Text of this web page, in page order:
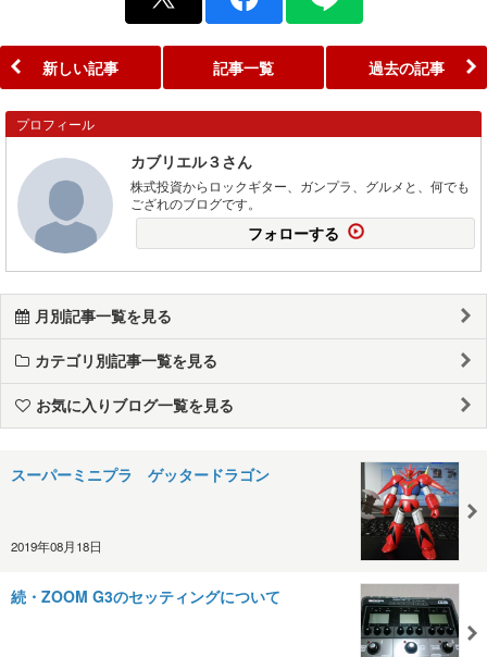
新しい記事 記事一覧 過去の記事
プロフィール
カブリエル３さん
株式投資からロックギター、ガンプラ、グルメと、何でも
ござれのブログです。
フォローする
月別記事一覧を見る
カテゴリ別記事一覧を見る
お気に入りブログ一覧を見る
スーパーミニプラ ゲッタードラゴン
2019年08月18日
続・ZOOM G3のセッティングについて